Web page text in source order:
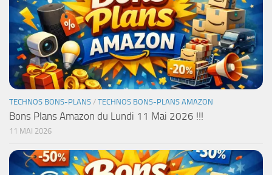
TECHNOS BONS-PLANS / TECHNOS BONS-PLANS AMAZON
Bons Plans Amazon du Lundi 11 Mai 2026 !!!
11 MAI 2026